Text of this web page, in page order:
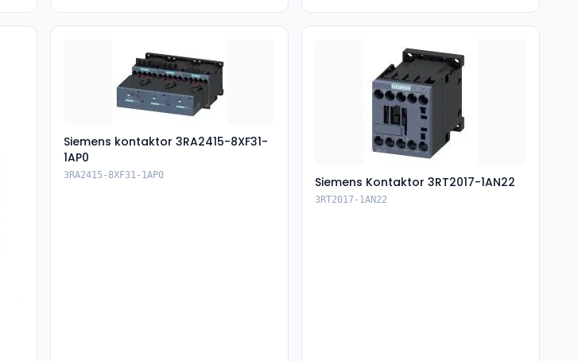
Siemens kontaktor 3RA2415-8XF31-
1AP0
3RA2415-8XF31-1AP0 Siemens Kontaktor 3RT2017-1AN22
3RT2017-1AN22